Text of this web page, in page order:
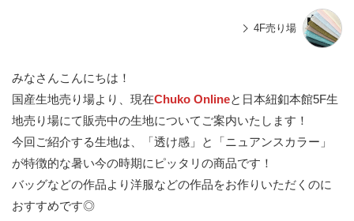
4F売り場
みなさんこんにちは！
国産生地売り場より、現在Chuko Onlineと日本紐釦本館5F生
地売り場にて販売中の生地についてご案内いたします！
今回ご紹介する生地は、「透け感」と「ニュアンスカラー」
が特徴的な暑い今の時期にピッタリの商品です！
バッグなどの作品より洋服などの作品をお作りいただくのに
おすすめです◎